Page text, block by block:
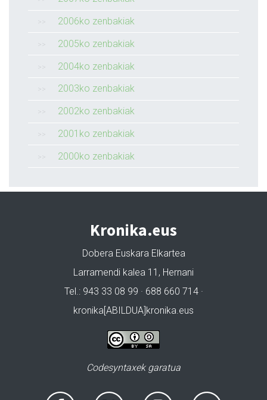
2006ko zenbakiak
2005ko zenbakiak
2004ko zenbakiak
2003ko zenbakiak
2002ko zenbakiak
2001ko zenbakiak
2000ko zenbakiak
Kronika.eus
Dobera Euskara Elkartea
Larramendi kalea 11, Hernani
Tel.: 943 33 08 99 · 688 660 714 ·
kronika[ABILDUA]kronika.eus
Codesyntaxek garatua